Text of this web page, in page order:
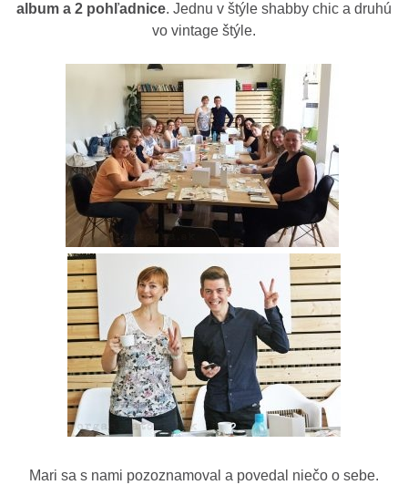
album a 2 pohľadnice. Jednu v štýle shabby chic a druhú
vo vintage štýle.
Mari sa s nami pozoznamoval a povedal niečo o sebe.